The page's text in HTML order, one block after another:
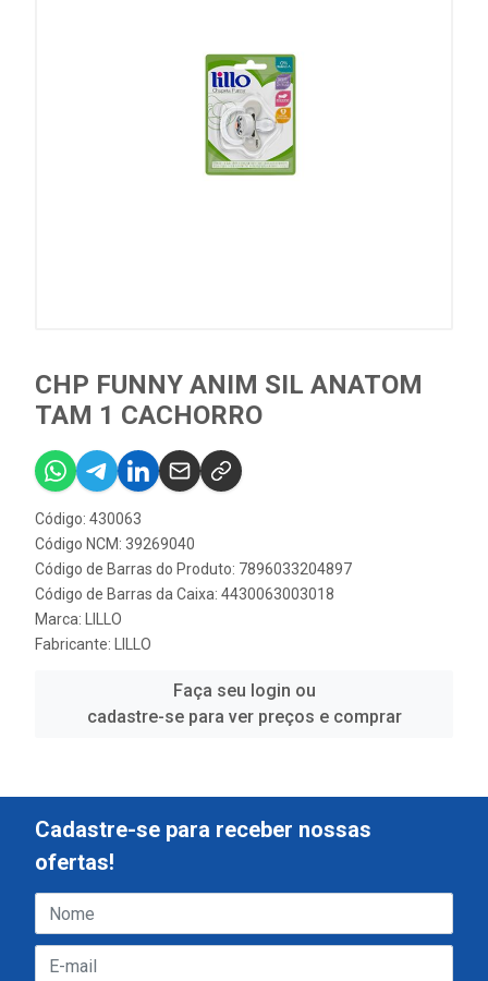
CHP FUNNY ANIM SIL ANATOM
TAM 1 CACHORRO
Código: 430063
Código NCM: 39269040
Código de Barras do Produto: 7896033204897
Código de Barras da Caixa: 4430063003018
Marca:
LILLO
Fabricante:
LILLO
Faça seu login ou
cadastre-se para ver preços e comprar
Cadastre-se para receber nossas
ofertas!